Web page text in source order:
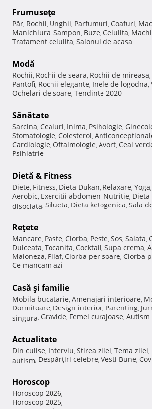
Frumuseţe
Păr, Rochii, Unghii, Parfumuri, Coafuri,
Manichiura, Sampon, Buze, Celulita,
Tratament celulita, Salonul de acasa
Modă
Rochii, Rochii de seara, Rochii de mireasa,
Pantofi, Rochii elegante, Inele de logodna,
Ochelari de soare, Tendinte 2020
Sănătate
Sarcina, Ceaiuri, Inima, Psihologie,
Stomatologie, Colesterol,
Cardiologie, Oftalmologie, Avort, Ceai
Psihiatrie
Dietă & Fitness
Diete, Fitness, Dieta Dukan, Relaxare, Yoga,
Aerobic, Exercitii abdomen, Nutritie,
disociata, Silueta, Dieta ketogenica, Sala
Reţete
Mancare, Paste, Ciorba, Peste, Sos, Salata,
Dulceata, Tocanita, Cocktail, Supa crema,
Maioneza, Pilaf, Ciorba perisoare, Ciorba
Ce mancam azi
Casă şi familie
Mobila bucatarie, Amenajari interioare,
Dormitoare, Design interior, Parenting,
singura, Gravide, Femei curajoase, Autism
Actualitate
Din culise, Interviu, Stirea zilei, Tema zilei,
autism, Despărţiri celebre, Vesti Bune,
Horoscop
Horoscop 2026,
Horoscop 2025,